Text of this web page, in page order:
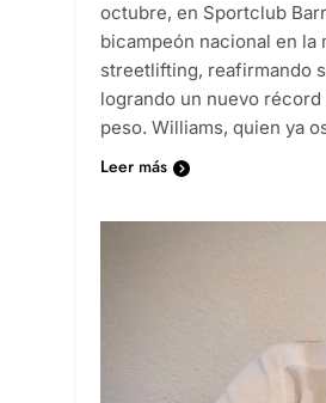
octubre, en Sportclub
bicampeón nacional en la
streetlifting, reafirmando
logrando un nuevo
peso. Williams, quien ya
Leer más